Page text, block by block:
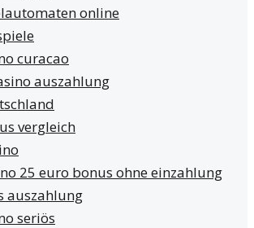
online
curacao
auszahlung
vergleich
25 euro bonus ohne einzahlung
auszahlung
seriös